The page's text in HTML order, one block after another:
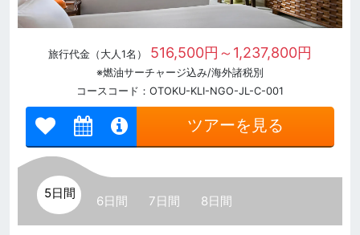
旅行代金（大人1名） 516,500円～1,237,800円
※燃油サーチャージ込み/海外諸税別
コースコード：OTOKU-KLI-NGO-JL-C-001
ツアーを見る
5日間
6日間 7日間 8日間